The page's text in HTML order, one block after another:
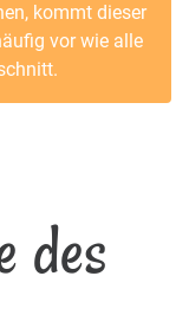
kommt dieser
vor wie alle
des